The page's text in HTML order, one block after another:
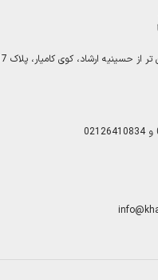
و02126410834